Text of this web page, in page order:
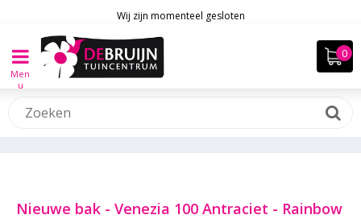
Men
u
Wij zijn momenteel gesloten
Nieuwe bak - Venezia 100 Antraciet - Rainbow